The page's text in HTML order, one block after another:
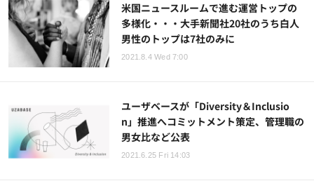
米国ニュースルームで進む運営トップの
多様化・・・大手新聞社20社のうち白人
男性のトップは7社のみに
2021.8.4 Wed 7:00
ユーザベースが「Diversity＆Inclusio
n」推進へコミットメント策定、管理職の
男女比など公表
2021.6.25 Fri 14:03